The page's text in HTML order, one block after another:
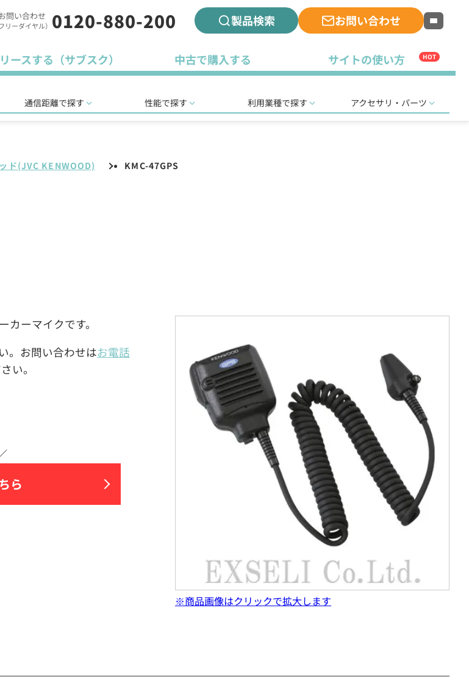
問い合わせ
フリーダイヤル） 0120-880-200 製品検索 お問い合わせ
リースする（サブスク） 中古で購入する サイトの使い方 HOT
通信距離で探す 性能で探す 利用業種で探す アクセサリ・パーツ
ド(JVC KENWOOD) KMC-47GPS
カーマイクです。
。お問い合わせはお電話
い。
ら
※商品画像はクリックで拡大します